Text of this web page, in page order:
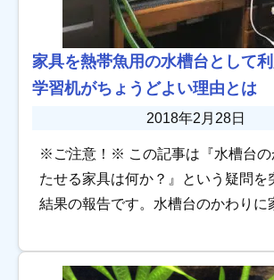
家具を熱帯魚用の水槽台として
学習机がちょうどよい理由とは
2018年2月28日
※ご注意！※ この記事は『水槽台の
たせる家具は何か？』という疑問を
結果の報告です。水槽台のかわりに
用途使用されるべき構造であり、実